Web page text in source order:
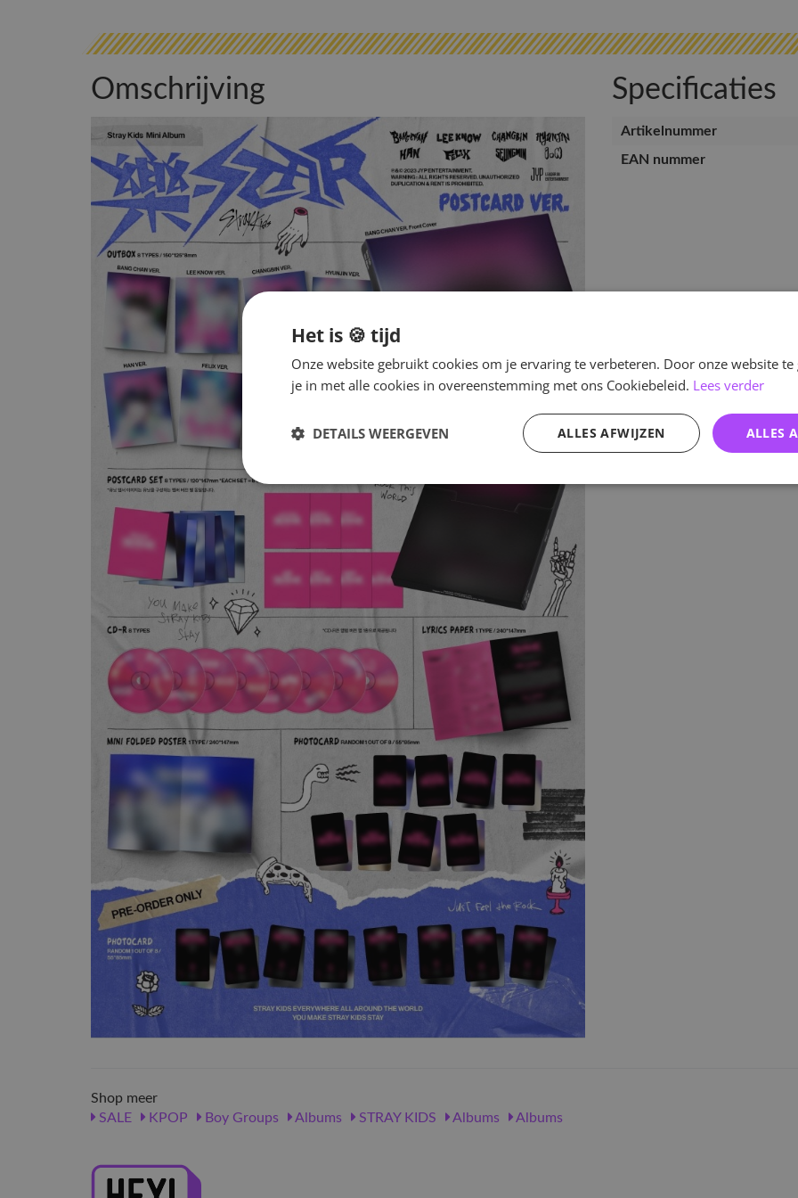
Omschrijving Specificaties
Artikelnummer
EAN nummer
Shop meer
SALE
KPOP Boy Groups Albums STRAY KIDS Albums Albums
Het is 🍪 tijd
Onze website gebruikt cookies om je ervaring te verbeteren. Door onze website
je in met alle cookies in overeenstemming met ons Cookiebeleid. Lees verder
ALLES
ALLES AFWIJZEN
DETAILS WEERGEVEN